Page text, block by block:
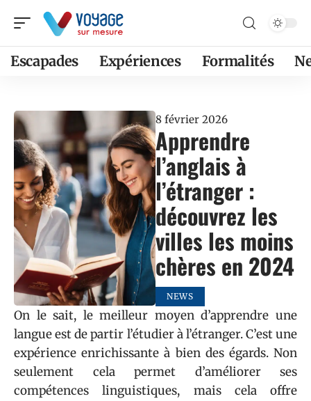
Escapades Expériences Formalités
8 février 2026
Apprendre
l’anglais à
l’étranger :
découvrez les
villes les moins
chères en 2024
NEWS
On le sait, le meilleur moyen d’apprendre une
langue est de partir l’étudier à l’étranger. C’est une
expérience enrichissante à bien des égards. Non
seulement cela permet d’améliorer ses
compétences linguistiques, mais cela offre